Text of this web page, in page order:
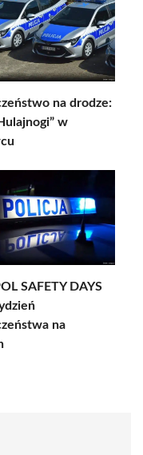
na drodze:
w
SAFETY DAYS
na